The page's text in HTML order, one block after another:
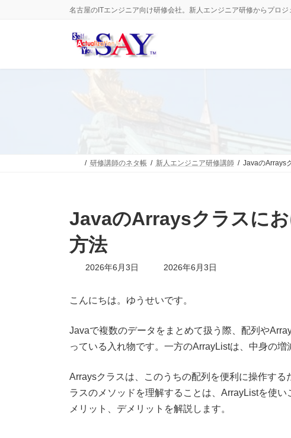
へ
ョ
名古屋のITエンジニア向け研修会社。新人エンジニア研修からプロ
研修講師のネタ帳 新人エンジニア研修講師 JavaのArrays
JavaのArraysクラスに
方法
2026年6月3日
最
新
:
2026年6月3日
こんにちは。ゆうせいです。
Javaで複数のデータをまとめて扱う際、配列や
っている入れ物です。一方のArrayListは、中身の
Arraysクラスは、このうちの配列を便利に操作す
ラスのメソッドを理解することは、ArrayListを使
メリット、デメリットを解説します。